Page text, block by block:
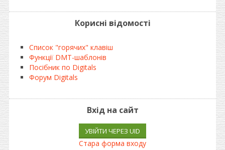
Корисні відомості
Список "горячих" клавіш
Функції DMT-шаблонів
Посібник по Digitals
Форум Digitals
Вхід на сайт
УВІЙТИ ЧЕРЕЗ UID
Стара форма входу